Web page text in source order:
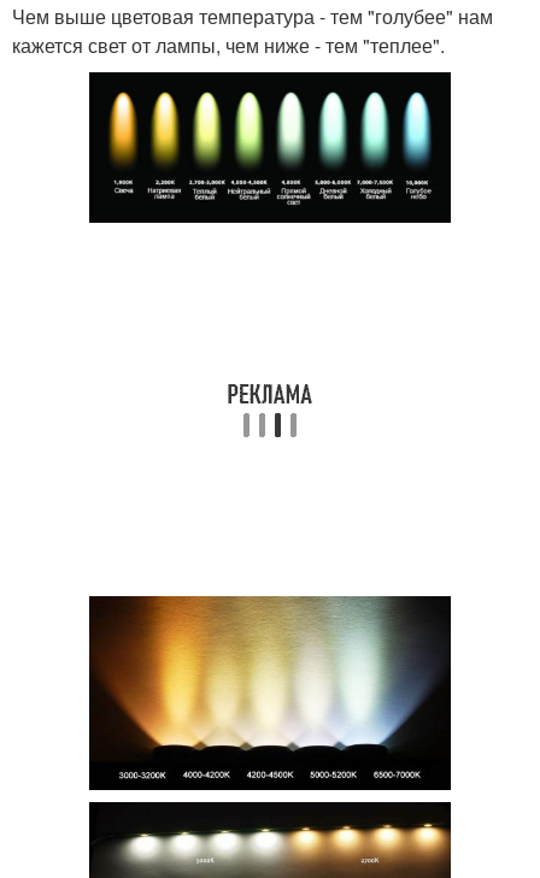
Чем выше цветовая температура - тем "голубее" нам
кажется свет от лампы, чем ниже - тем "теплее".